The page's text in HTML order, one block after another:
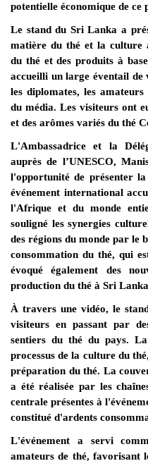
potentielle économique de
Le stand du Sri Lanka a
matière du thé et la culture
du thé et des produits à
accueilli un large éventail
les diplomates, les
du média. Les visiteurs ont
et des arômes variés du thé
L'Ambassadrice et la
auprès de l’UNESCO,
l'opportunité de présenter
événement international
l'Afrique et du monde
souligné les synergies
des régions du monde par le
consommation du thé, qui
évoqué également des
production du thé à Sri
À travers une vidéo, le
visiteurs en passant par
sentiers du thé du pays.
processus de la culture du
préparation du thé. La
a été réalisée par les
centrale présentes à
constitué d'ardents
L'événement a servi
amateurs de thé, favorisant